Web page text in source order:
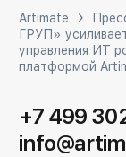
Artimate
ГРУП»
управления ИТ
платформой
+7 499